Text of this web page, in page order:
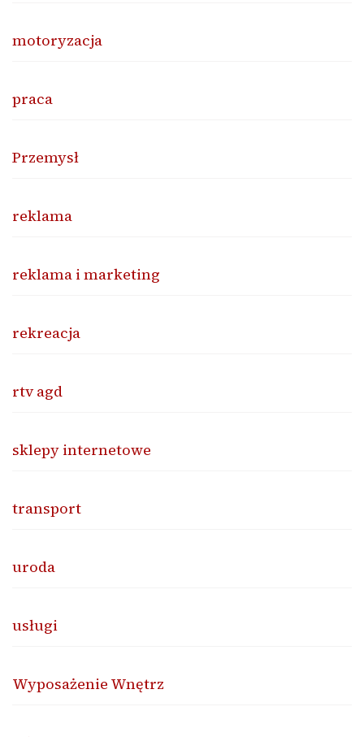
motoryzacja
praca
Przemysł
reklama
reklama i marketing
rekreacja
rtv agd
sklepy internetowe
transport
uroda
usługi
Wyposażenie Wnętrz